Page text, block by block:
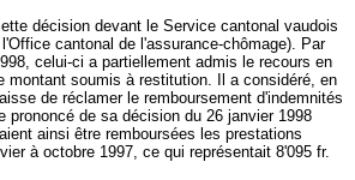
décision devant le Service cantonal vaudois
cantonal de l'assurance-chômage). Par
celui-ci a partiellement admis le recours en
montant soumis à restitution. Il a considéré, en
de réclamer le remboursement d'indemnités
prononcé de sa décision du 26 janvier 1998
ainsi être remboursées les prestations
à octobre 1997, ce qui représentait 8'095 fr.